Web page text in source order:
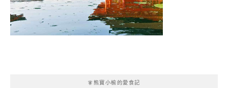
🧚熊寶小榆的愛食記